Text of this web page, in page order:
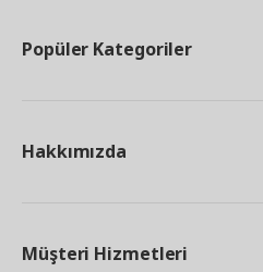
Popüler Kategoriler
Hakkımızda
Müşteri Hizmetleri